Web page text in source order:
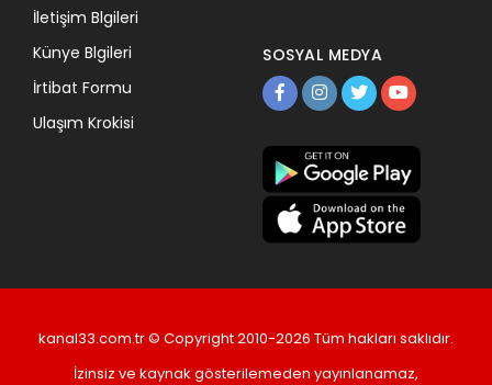
İletişim Blgileri
Künye Blgileri
İrtibat Formu
Ulaşım Krokisi
SOSYAL MEDYA
kanal33.com.tr © Copyright 2010-2026 Tüm hakları saklıdır.
İzinsiz ve kaynak gösterilemeden yayınlanamaz,